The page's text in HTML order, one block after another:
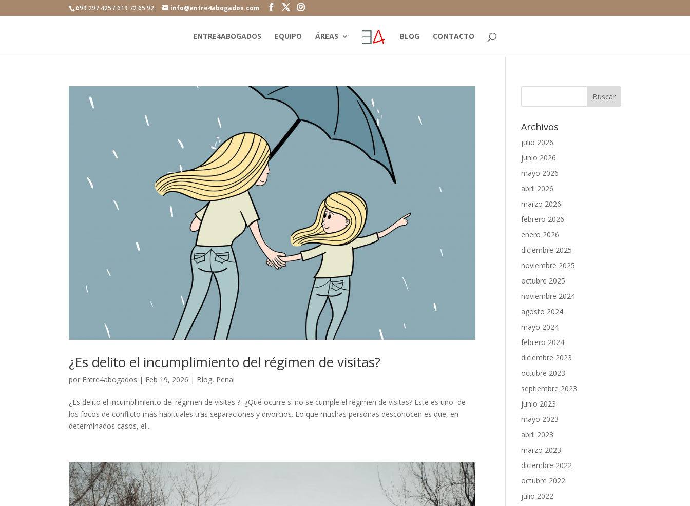
699 297 425 / 619 72 65 92 info@entre4abogados.com
ENTRE4ABOGADOS EQUIPO ÁREAS BLOG CONTACTO
¿Es delito el incumplimiento del régimen de visitas?
por Entre4abogados | Feb 19, 2026 | Blog, Penal
¿Es delito el incumplimiento del régimen de visitas ? ¿Qué ocurre si no se cumple el régimen de visitas? Este es uno de
los focos de conflicto más habituales tras separaciones y divorcios. Lo que muchas personas desconocen es que, en
determinados casos, el...
Archivos
julio 2026
junio 2026
mayo 2026
abril 2026
marzo 2026
febrero 2026
enero 2026
diciembre 2025
noviembre 2025
octubre 2025
noviembre 2024
agosto 2024
mayo 2024
febrero 2024
diciembre 2023
octubre 2023
septiembre 2023
junio 2023
mayo 2023
abril 2023
marzo 2023
diciembre 2022
octubre 2022
julio 2022